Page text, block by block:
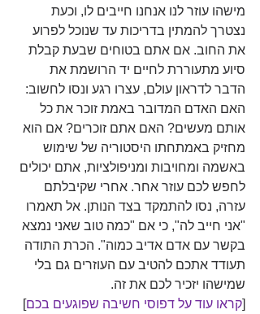
מישהו עוזר לנו אנחנו חייבים לו, וכעת
נצטרך להמתין בדריכות עד שנוכל לפרוע
את החוב. אם אתם בטוחים שבעת קבלת
סיוע מתעוררת לחיים יד הרושמת את
הדבר לדראון עולם, עצרו רגע ונסו לחשוב:
האם האדם המדובר באמת זוכר את כל
אותם מעשים? האם אתם זוכרים? אם הוא
מחזיק באמתחתו היסטוריה של שימוש
באשמה ומחויבות ומניפולציות, אתם יכולים
לחפש לכם עוזר אחר. אחרי שקיבלתם
עזרה, נסו להתמקד בצד הנותן. אל תאמרו
"אני חייב לה", כי אם "כמה טוב שאני נמצא
בקשר עם אדם אדיב כמוה". הכרת התודה
תעודד אתכם להטיב עם העוזרים גם בלי
שמישהו יזכיר לכם את זה.
[קראו עוד על דפוסי חשיבה שפוגעים בכם]